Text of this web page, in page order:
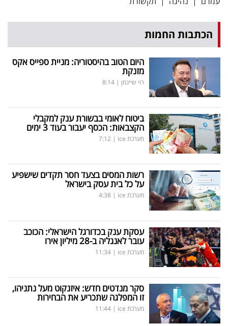
הכתבות החמות
היום הטוב בהיסטוריה: מניית ספייס אקס
מזנקת
רוי שיינמן |
8:14
ביטוח לאומי בבשורת ענק למקבלי
הקצבאות: הכסף יעבור בעוד 3 ימים
מערכת ice |
7:12
רשות המסים בצעד חסר תקדים שישפיע
על כל בית עסק בישראל
מערכת ice |
4:38
עסקת ענק בכדורגל הישראלי: הכוכב
עובר לאנגליה ב-28 מיליון אירו
מערכת ice |
11:34
סקר מנדטים חדש: איזנקוט מעל נתניהו,
זו המפלגה שתכריע את הבחירות
מערכת ice |
11:44